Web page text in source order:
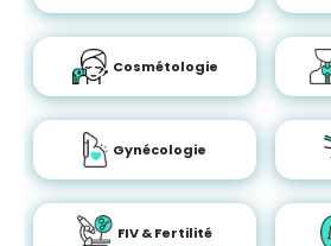
Cosmétologie
Gynécologie
FIV & Fertilité